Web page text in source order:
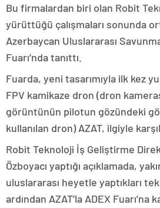
Bu firmalardan biri olan Robit
yürüttüğü çalışmaları sonunda
Azerbaycan Uluslararası
Fuarı’nda tanıttı.
Fuarda, yeni tasarımıyla ilk kez
FPV kamikaze dron (dron
görüntünün pilotun gözündeki
kullanılan dron) AZAT, ilgiyle
Robit Teknoloji İş Geliştirme
Özboyacı yaptığı açıklamada,
uluslararası heyetle yaptıkları
ardından AZAT’la ADEX Fuarı’na